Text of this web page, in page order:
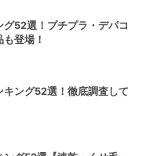
52選！プチプラ・デパコ
登場！
ング52選！徹底調査して